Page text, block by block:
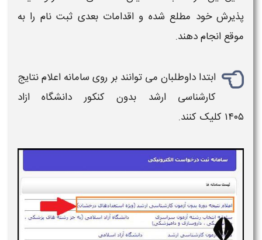
پذیرش خود مطلع شده و اقدامات بعدی ثبت‌ نام را به
موقع انجام دهند.
ابتدا داوطلبان می توانند بر روی سامانه اعلام نتایج
کارشناسی ارشد بدون کنکور دانشگاه ازاد
۱۴۰۵ کلیک کنند.